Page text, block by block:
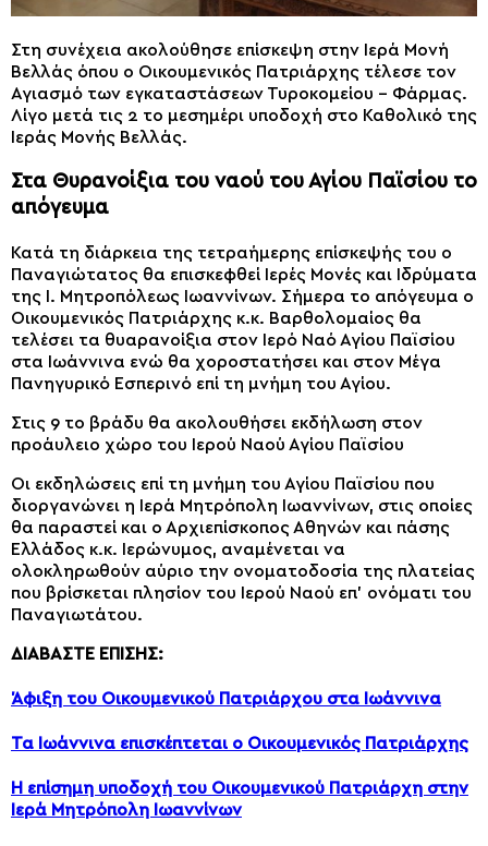
Στη συνέχεια ακολούθησε επίσκεψη στην Ιερά Μονή
Βελλάς όπου ο Οικουμενικός Πατριάρχης τέλεσε τον
Αγιασμό των εγκαταστάσεων Τυροκομείου – Φάρμας.
Λίγο μετά τις 2 το μεσημέρι υποδοχή στο Καθολικό της
Ιεράς Μονής Βελλάς.
Στα Θυρανοίξια του ναού του Αγίου Παϊσίου το
απόγευμα
Κατά τη διάρκεια της τετραήμερης επίσκεψής του ο
Παναγιώτατος θα επισκεφθεί Ιερές Μονές και Ιδρύματα
της Ι. Μητροπόλεως Ιωαννίνων. Σήμερα το απόγευμα ο
Οικουμενικός Πατριάρχης κ.κ. Βαρθολομαίος θα
τελέσει τα θυαρανοίξια στον Ιερό Ναό Αγίου Παϊσίου
στα Ιωάννινα ενώ θα χοροστατήσει και στον Μέγα
Πανηγυρικό Εσπερινό επί τη μνήμη του Αγίου.
Στις 9 το βράδυ θα ακολουθήσει εκδήλωση στον
προάυλειο χώρο του Ιερού Ναού Αγίου Παϊσίου
Οι εκδηλώσεις επί τη μνήμη του Αγίου Παϊσίου που
διοργανώνει η Ιερά Μητρόπολη Ιωαννίνων, στις οποίες
θα παραστεί και ο Αρχιεπίσκοπος Αθηνών και πάσης
Ελλάδος κ.κ. Ιερώνυμος, αναμένεται να
ολοκληρωθούν αύριο την ονοματοδοσία της πλατείας
που βρίσκεται πλησίον του Ιερού Ναού επ’ ονόματι του
Παναγιωτάτου.
ΔΙΑΒΑΣΤΕ ΕΠΙΣΗΣ:
Άφιξη του Οικουμενικού Πατριάρχου στα Ιωάννινα
Τα Ιωάννινα επισκέπτεται ο Οικουμενικός Πατριάρχης
Η επίσημη υποδοχή του Οικουμενικού Πατριάρχη στην
Ιερά Μητρόπολη Ιωαννίνων